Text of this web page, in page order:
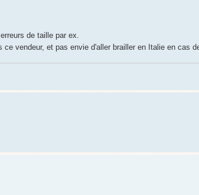
de taille par ex.
vendeur, et pas envie d'aller brailler en Italie en cas